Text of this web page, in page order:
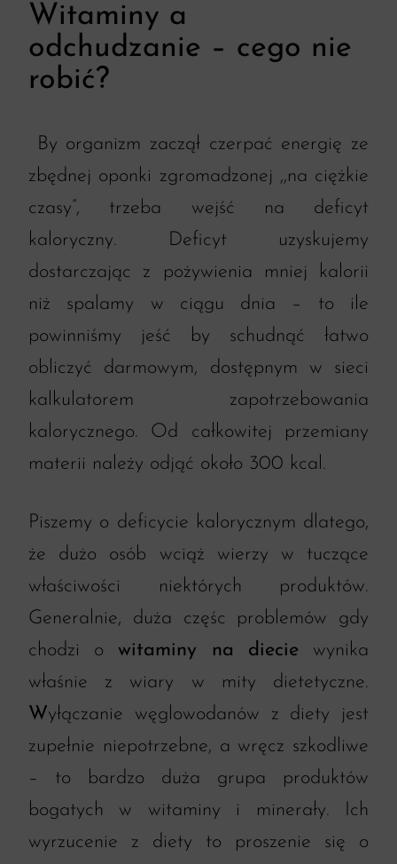
Witaminy a
odchudzanie – cego nie
robić?
By organizm zaczął czerpać energię ze
zbędnej oponki zgromadzonej ,,na ciężkie
czasy”, trzeba wejść na deficyt
kaloryczny. Deficyt uzyskujemy
dostarczając z pożywienia mniej kalorii
niż spalamy w ciągu dnia – to ile
powinniśmy jeść by schudnąć łatwo
obliczyć darmowym, dostępnym w sieci
kalkulatorem zapotrzebowania
kalorycznego. Od całkowitej przemiany
materii należy odjąć około 300 kcal.
Piszemy o deficycie kalorycznym dlatego,
że dużo osób wciąż wierzy w tuczące
właściwości niektórych produktów.
Generalnie, duża częśc problemów gdy
chodzi owitaminy na diecie wynika
właśnie z wiary w mity dietetyczne.
Wyłączanie węglowodanów z diety jest
zupełnie niepotrzebne, a wręcz szkodliwe
– to bardzo duża grupa produktów
bogatych w witaminy i minerały. Ich
wyrzucenie z diety to proszenie się o